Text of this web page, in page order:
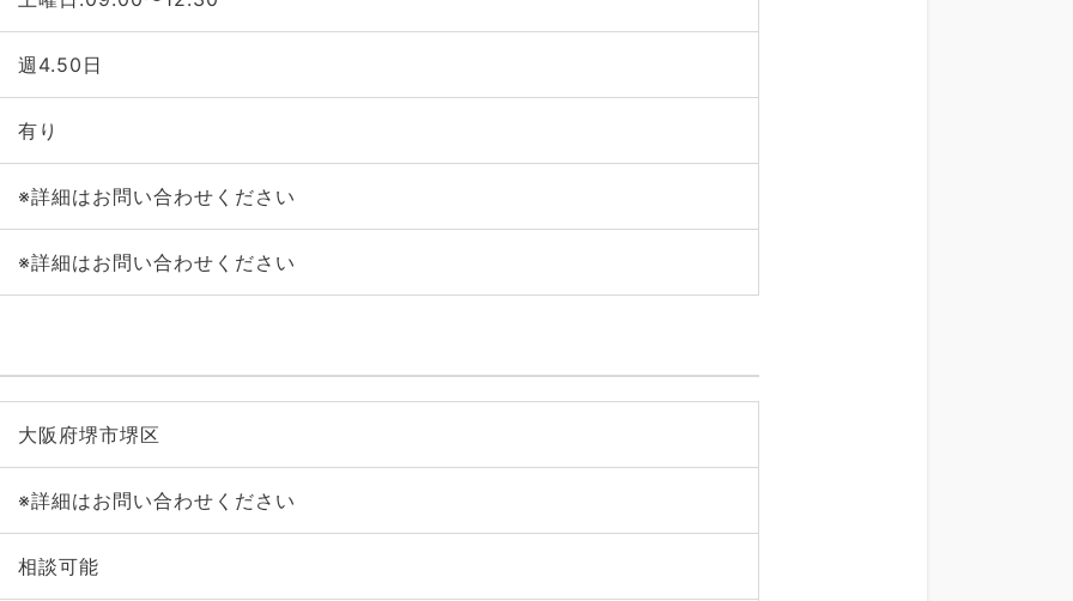
週4.50日
有り
※詳細はお問い合わせください
※詳細はお問い合わせください
大阪府堺市堺区
※詳細はお問い合わせください
相談可能